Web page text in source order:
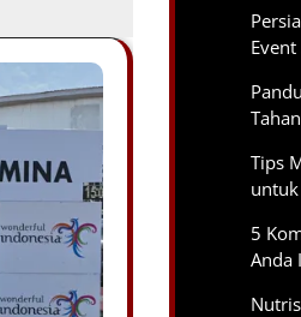
Tips
5
Anda